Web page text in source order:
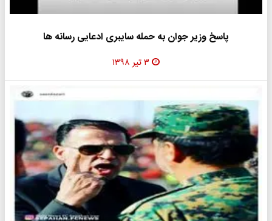
پاسخ وزیر جوان به حمله سایبری ادعایی رسانه ها
۳ تیر ۱۳۹۸